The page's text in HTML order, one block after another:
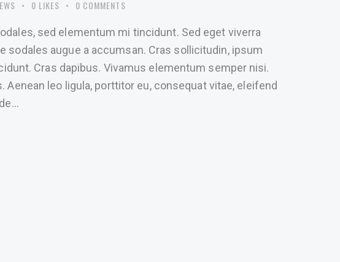
0 LIKES 0 COMMENTS
sed elementum mi tincidunt. Sed eget viverra
sodales augue a accumsan. Cras sollicitudin, ipsum
Cras dapibus. Vivamus elementum semper nisi.
leo ligula, porttitor eu, consequat vitae, eleifend